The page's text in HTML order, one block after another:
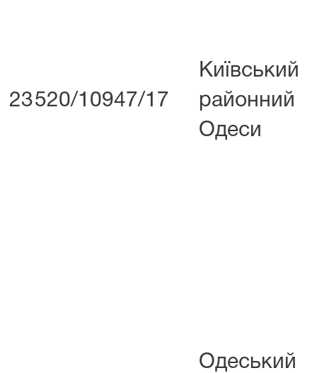
23520/10947/17
Київський
Одеси
Одеський